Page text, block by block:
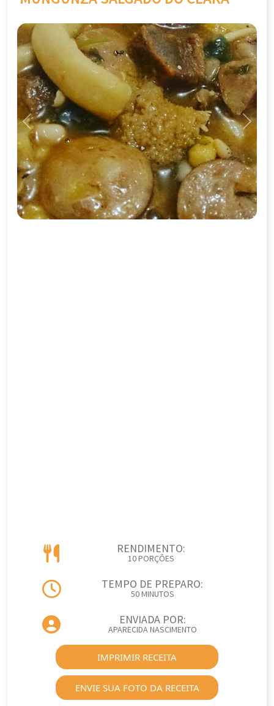
Previous Next
RENDIMENTO:
10 PORÇÕES
TEMPO DE PREPARO:
50 MINUTOS
ENVIADA POR:
APARECIDA NASCIMENTO
IMPRIMIR RECEITA
ENVIE SUA FOTO DA RECEITA